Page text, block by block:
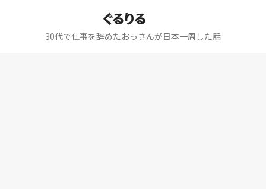
ぐるりる
30代で仕事を辞めたおっさんが日本一周した話